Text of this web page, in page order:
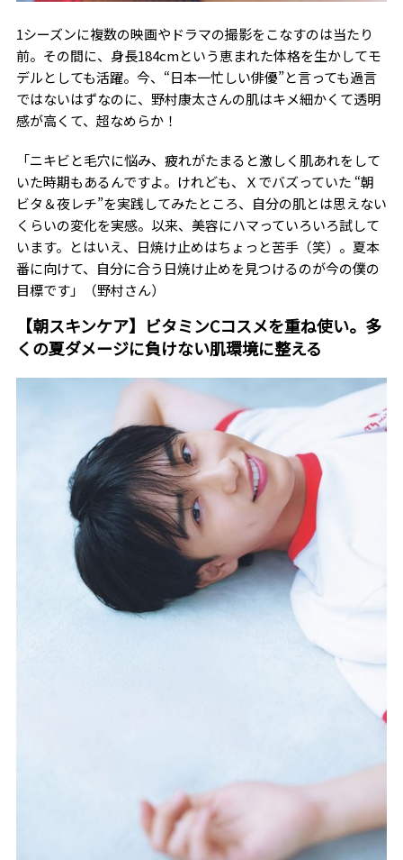
1シーズンに複数の映画やドラマの撮影をこなすのは当たり
前。その間に、身長184cmという恵まれた体格を生かしてモ
デルとしても活躍。今、“日本一忙しい俳優”と言っても過言
ではないはずなのに、野村康太さんの肌はキメ細かくて透明
感が高くて、超なめらか！
「ニキビと毛穴に悩み、疲れがたまると激しく肌あれをして
いた時期もあるんですよ。けれども、Ｘでバズっていた “朝
ビタ＆夜レチ”を実践してみたところ、自分の肌とは思えない
くらいの変化を実感。以来、美容にハマっていろいろ試して
います。とはいえ、日焼け止めはちょっと苦手（笑）。夏本
番に向けて、自分に合う日焼け止めを見つけるのが今の僕の
目標です」（野村さん）
【朝スキンケア】ビタミンCコスメを重ね使い。多
くの夏ダメージに負けない肌環境に整える